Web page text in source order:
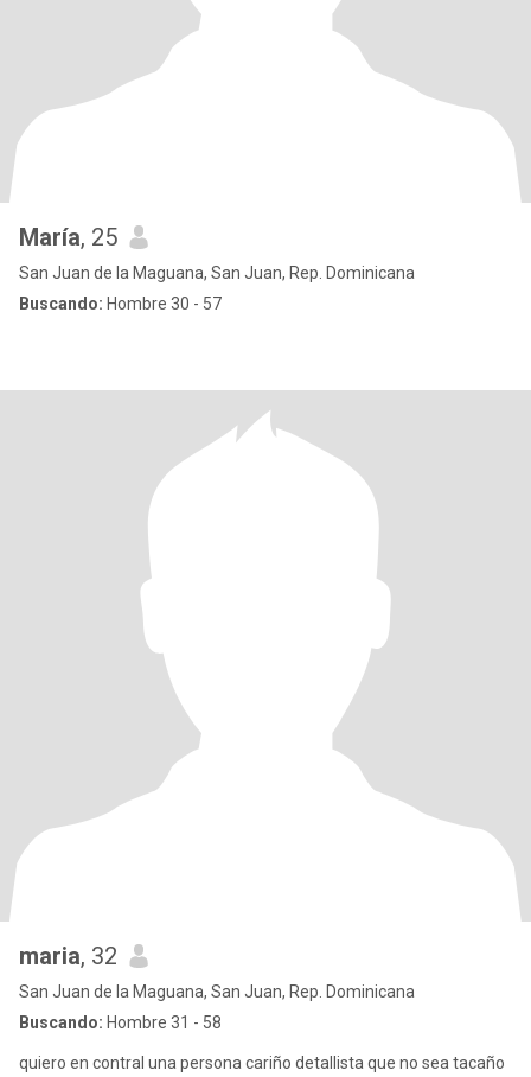
María, 25
San Juan de la Maguana, San Juan, Rep. Dominicana
Buscando: Hombre 30 - 57
maria, 32
San Juan de la Maguana, San Juan, Rep. Dominicana
Buscando: Hombre 31 - 58
quiero en contral una persona cariño detallista que no sea tacaño